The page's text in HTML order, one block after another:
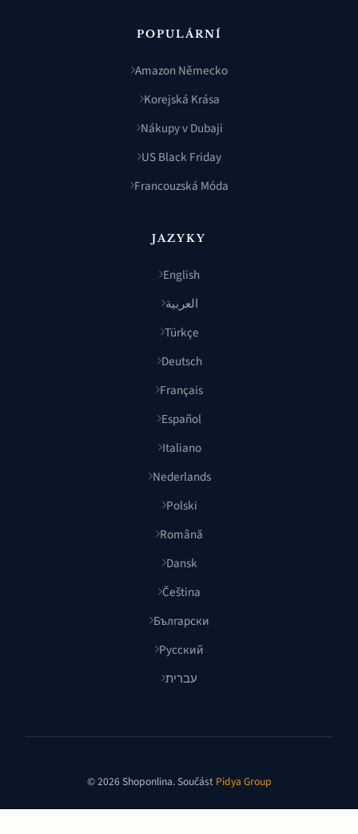
POPULÁRNÍ
Amazon Německo
Korejská Krása
Nákupy v Dubaji
US Black Friday
Francouzská Móda
JAZYKY
English
العربية
Türkçe
Deutsch
Français
Español
Italiano
Nederlands
Polski
Română
Dansk
Čeština
Български
Русский
עברית
© 2026 Shoponlina. Součást Pidya Group